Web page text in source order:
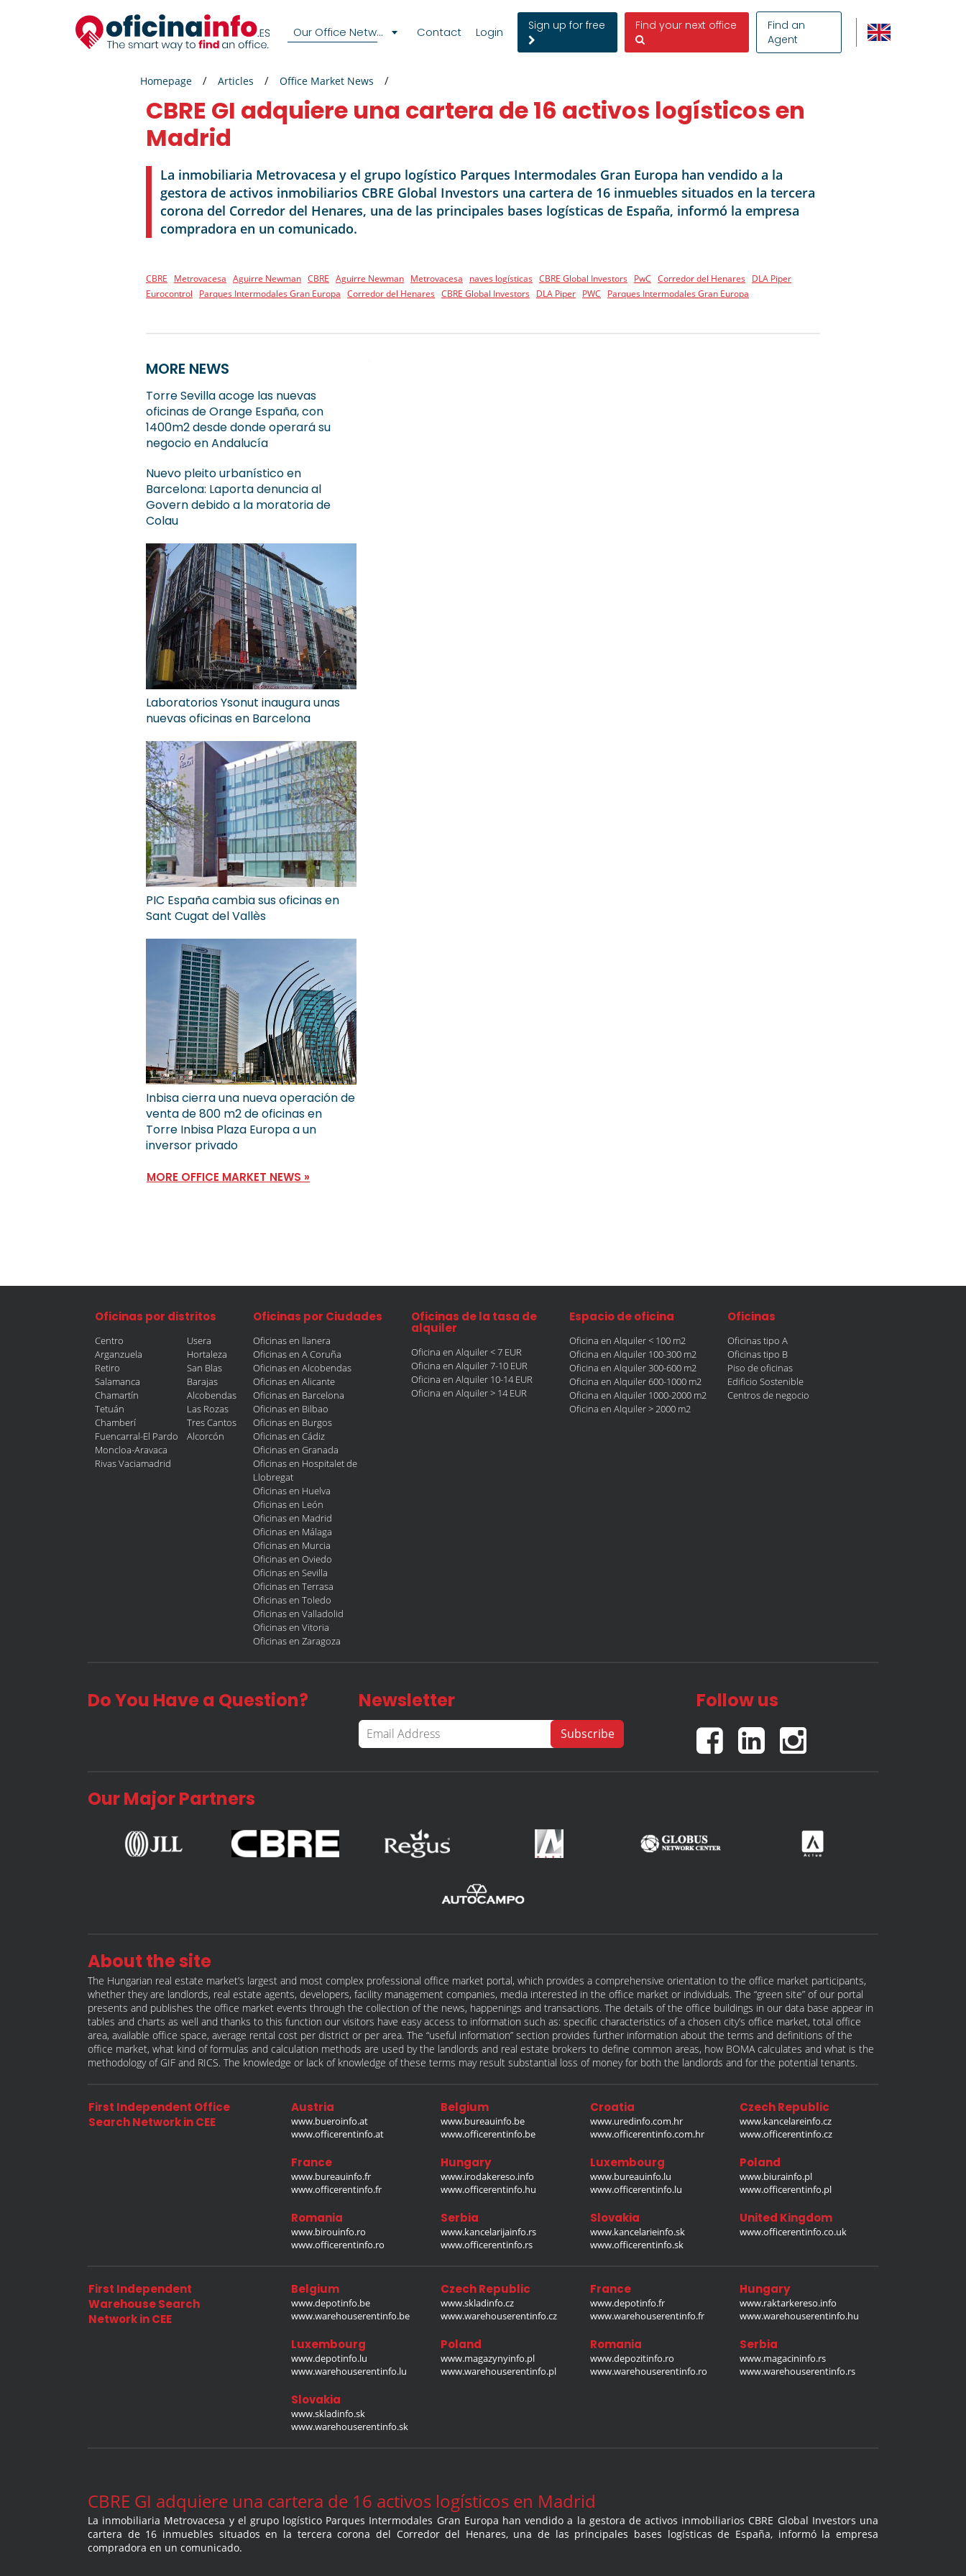
Our Office Network Contact Login Sign up for free Find your next office
Find an
Agent
Homepage Articles Office Market News
CBRE GI adquiere una cartera de 16 activos logísticos en
Madrid
La inmobiliaria Metrovacesa y el grupo logístico Parques Intermodales Gran Europa han vendido a la
gestora de activos inmobiliarios CBRE Global Investors una cartera de 16 inmuebles situados en la tercera
corona del Corredor del Henares, una de las principales bases logísticas de España, informó la empresa
compradora en un comunicado.
CBRE Metrovacesa Aguirre Newman CBRE Aguirre Newman Metrovacesa naves logísticas CBRE Global Investors PwC Corredor del Henares
DLA Piper
Eurocontrol
Parques Intermodales Gran Europa Corredor del Henares CBRE Global Investors DLA Piper PWC Parques Intermodales Gran Europa
MORE NEWS
Torre Sevilla acoge las nuevas
oficinas de Orange España, con
1400m2 desde donde operará su
negocio en Andalucía
Nuevo pleito urbanístico en
Barcelona: Laporta denuncia al
Govern debido a la moratoria de
Colau
Laboratorios Ysonut inaugura unas
nuevas oficinas en Barcelona
PIC España cambia sus oficinas en
Sant Cugat del Vallès
Inbisa cierra una nueva operación de
venta de 800 m2 de oficinas en
Torre Inbisa Plaza Europa a un
inversor privado
MORE OFFICE MARKET NEWS »
Oficinas por distritos
Centro
Arganzuela
Retiro
Salamanca
Chamartín
Tetuán
Chamberí
Fuencarral-El Pardo
Moncloa-Aravaca
Rivas Vaciamadrid
Usera
Hortaleza
San Blas
Barajas
Alcobendas
Las Rozas
Tres Cantos
Alcorcón
Oficinas por Ciudades
Oficinas en llanera
Oficinas en A Coruña
Oficinas en Alcobendas
Oficinas en Alicante
Oficinas en Barcelona
Oficinas en Bilbao
Oficinas en Burgos
Oficinas en Cádiz
Oficinas en Granada
Oficinas en Hospitalet de
Llobregat
Oficinas en Huelva
Oficinas en León
Oficinas en Madrid
Oficinas en Málaga
Oficinas en Murcia
Oficinas en Oviedo
Oficinas en Sevilla
Oficinas en Terrasa
Oficinas en Toledo
Oficinas en Valladolid
Oficinas en Vitoria
Oficinas en Zaragoza
Oficinas de la tasa de
alquiler
Oficina en Alquiler < 7 EUR
Oficina en Alquiler 7-10 EUR
Oficina en Alquiler 10-14 EUR
Oficina en Alquiler > 14 EUR
Espacio de oficina
Oficina en Alquiler < 100 m2
Oficina en Alquiler 100-300 m2
Oficina en Alquiler 300-600 m2
Oficina en Alquiler 600-1000 m2
Oficina en Alquiler 1000-2000 m2
Oficina en Alquiler > 2000 m2
Oficinas
Oficinas tipo A
Oficinas tipo B
Piso de oficinas
Edificio Sostenible
Centros de negocio
Do You Have a Question? Newsletter Follow us
Our Major Partners
About the site
The Hungarian real estate market’s largest and most complex professional office market portal, which provides a comprehensive orientation to the office market participants,
whether they are landlords, real estate agents, developers, facility management companies, media interested in the office market or individuals. The “green site” of our portal
presents and publishes the office market events through the collection of the news, happenings and transactions. The details of the office buildings in our data base appear in
tables and charts as well and thanks to this function our visitors have easy access to information such as: specific characteristics of a chosen city’s office market, total office
area, available office space, average rental cost per district or per area. The “useful information” section provides further information about the terms and definitions of the
office market, what kind of formulas and calculation methods are used by the landlords and real estate brokers to define common areas, how BOMA calculates and what is the
methodology of GIF and RICS. The knowledge or lack of knowledge of these terms may result substantial loss of money for both the landlords and for the potential tenants.
First Independent Office
Search Network in CEE
Austria
www.bueroinfo.at
www.officerentinfo.at
Belgium
www.bureauinfo.be
www.officerentinfo.be
Croatia
www.uredinfo.com.hr
www.officerentinfo.com.hr
Czech Republic
www.kancelareinfo.cz
www.officerentinfo.cz
France
www.bureauinfo.fr
www.officerentinfo.fr
Hungary
www.irodakereso.info
www.officerentinfo.hu
Luxembourg
www.bureauinfo.lu
www.officerentinfo.lu
Poland
www.biurainfo.pl
www.officerentinfo.pl
Romania
www.birouinfo.ro
www.officerentinfo.ro
Serbia
www.kancelarijainfo.rs
www.officerentinfo.rs
Slovakia
www.kancelarieinfo.sk
www.officerentinfo.sk
United Kingdom
www.officerentinfo.co.uk
First Independent
Warehouse Search
Network in CEE
Belgium
www.depotinfo.be
www.warehouserentinfo.be
Czech Republic
www.skladinfo.cz
www.warehouserentinfo.cz
France
www.depotinfo.fr
www.warehouserentinfo.fr
Hungary
www.raktarkereso.info
www.warehouserentinfo.hu
Luxembourg
www.depotinfo.lu
www.warehouserentinfo.lu
Poland
www.magazynyinfo.pl
www.warehouserentinfo.pl
Romania
www.depozitinfo.ro
www.warehouserentinfo.ro
Serbia
www.magacininfo.rs
www.warehouserentinfo.rs
Slovakia
www.skladinfo.sk
www.warehouserentinfo.sk
CBRE GI adquiere una cartera de 16 activos logísticos en Madrid
La inmobiliaria Metrovacesa y el grupo logístico Parques Intermodales Gran Europa han vendido a la gestora de activos inmobiliarios CBRE Global Investors una
cartera de 16 inmuebles situados en la tercera corona del Corredor del Henares, una de las principales bases logísticas de España, informó la empresa
compradora en un comunicado.